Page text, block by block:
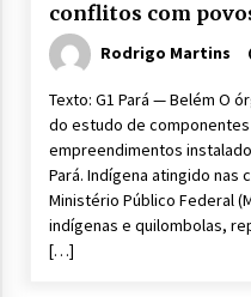
conflitos com
Rodrigo Martins
Texto: G1 Pará — Belém O
do estudo de
empreendimentos
Pará. Indígena atingido
Ministério Público Federal
indígenas e quilombolas,
[…]